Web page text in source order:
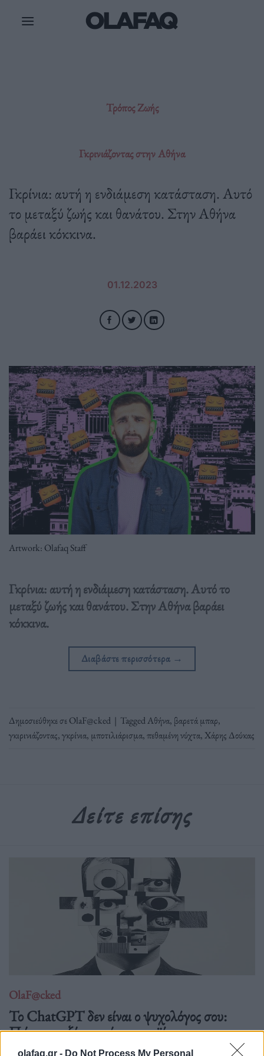
olafaq.gr - Do Not Process My Personal
Τρόπος Ζωής
Γκρινιάζοντας στην Αθήνα
Γκρίνια: αυτή η ενδιάμεση κατάσταση. Αυτό
το μεταξύ ζωής και θανάτου. Στην Αθήνα
βαράει κόκκινα.
01.12.2023
Artwork: Olafaq Staff
Γκρίνια: αυτή η ενδιάμεση κατάσταση. Αυτό το
μεταξύ ζωής και θανάτου. Στην Αθήνα βαράει
κόκκινα.
Διαβάστε περισσότερα →
Δημοσιεύθηκε σεOlaF@cked | TaggedΑθήνα, βαρετά μπαρ,
γκιρινιάζοντας,γκρίνια, μποτιλιάρισμα,πεθαμένη νύχτα,Χάρης Δούκας
Δείτε επίσης
OlaF@cked
Το ChatGPT δεν είναι ο ψυχολόγος σου:
Πώς η αποξένωση έγινε προϊόν
27.08.25